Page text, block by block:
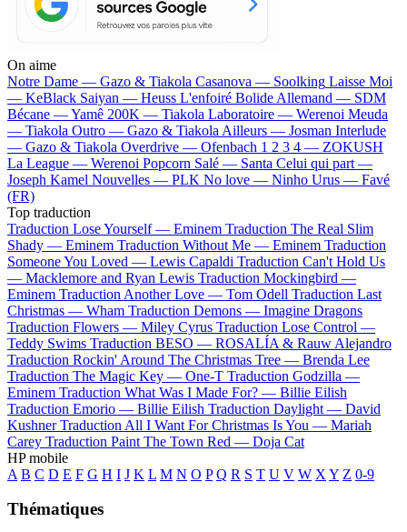
On aime
Notre Dame — Gazo & Tiakola Casanova — Soolking Laisse Moi
— KeBlack Saiyan — Heuss L'enfoiré Bolide Allemand — SDM
Bécane —Yamê 200K — Tiakola Laboratoire — Werenoi Meuda
— Tiakola Outro — Gazo & Tiakola Ailleurs — Josman Interlude
— Gazo & Tiakola Overdrive — Ofenbach 1 2 3 4 — ZOKUSH
La League — Werenoi Popcorn Salé — Santa Celui qui part —
Joseph Kamel Nouvelles — PLK No love — Ninho Urus — Favé
(FR)
Top traduction
Traduction Lose Yourself — Eminem Traduction The Real Slim
Shady — Eminem Traduction Without Me — Eminem Traduction
Someone You Loved — Lewis Capaldi Traduction Can't Hold Us
— Macklemore and Ryan Lewis Traduction Mockingbird —
Eminem Traduction Another Love — Tom Odell Traduction Last
Christmas — Wham Traduction Demons — Imagine Dragons
Traduction Flowers — Miley Cyrus Traduction Lose Control —
Teddy Swims Traduction BESO — ROSALÍA & Rauw Alejandro
Traduction Rockin' Around The Christmas Tree — Brenda Lee
Traduction The Magic Key — One-T Traduction Godzilla —
Eminem Traduction What Was I Made For? — Billie Eilish
Traduction Emorio — Billie Eilish Traduction Daylight — David
Kushner Traduction All I Want For Christmas Is You — Mariah
Carey Traduction Paint The Town Red — Doja Cat
HP mobile
A B C D E F G H I J K L M N O P Q R S T U V W X Y Z 0-9
Thématiques